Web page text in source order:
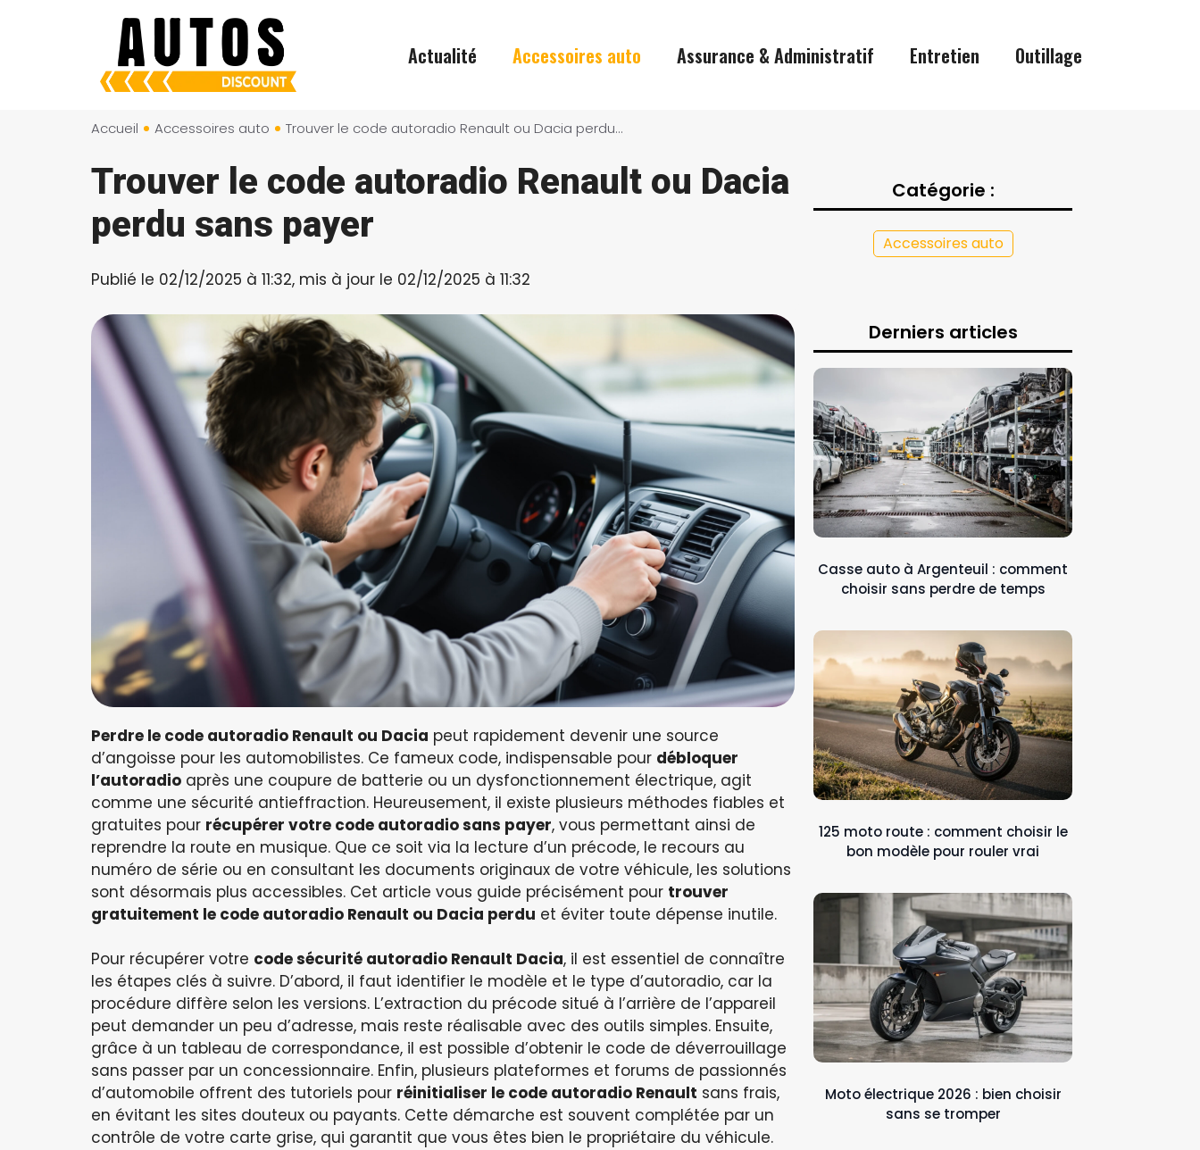
Actualité Accessoires auto Assurance & Administratif Entretien Outillage
Accueil Accessoires auto Trouver le code autoradio Renault ou Dacia perdu sans payer
Trouver le code autoradio Renault ou Dacia
perdu sans payer
Publié le 02/12/2025 à 11:32, mis à jour le 02/12/2025 à 11:32
Perdre le code autoradio Renault ou Dacia peut rapidement devenir une source
d’angoisse pour les automobilistes. Ce fameux code, indispensable pour débloquer
l’autoradio après une coupure de batterie ou un dysfonctionnement électrique, agit
comme une sécurité antieffraction. Heureusement, il existe plusieurs méthodes fiables et
gratuites pour récupérer votre code autoradio sans payer, vous permettant ainsi de
reprendre la route en musique. Que ce soit via la lecture d’un précode, le recours au
numéro de série ou en consultant les documents originaux de votre véhicule, les solutions
sont désormais plus accessibles. Cet article vous guide précisément pour trouver
gratuitement le code autoradio Renault ou Dacia perdu et éviter toute dépense inutile.
Pour récupérer votre code sécurité autoradio Renault Dacia, il est essentiel de connaître
les étapes clés à suivre. D’abord, il faut identifier le modèle et le type d’autoradio, car la
procédure diffère selon les versions. L’extraction du précode situé à l’arrière de l’appareil
peut demander un peu d’adresse, mais reste réalisable avec des outils simples. Ensuite,
grâce à un tableau de correspondance, il est possible d’obtenir le code de déverrouillage
sans passer par un concessionnaire. Enfin, plusieurs plateformes et forums de passionnés
d’automobile offrent des tutoriels pour réinitialiser le code autoradio Renault sans frais,
en évitant les sites douteux ou payants. Cette démarche est souvent complétée par un
contrôle de votre carte grise, qui garantit que vous êtes bien le propriétaire du véhicule.
Catégorie :
Accessoires auto
Derniers articles
Casse auto à Argenteuil : comment
choisir sans perdre de temps
125 moto route : comment choisir le
bon modèle pour rouler vrai
Moto électrique 2026 : bien choisir
sans se tromper